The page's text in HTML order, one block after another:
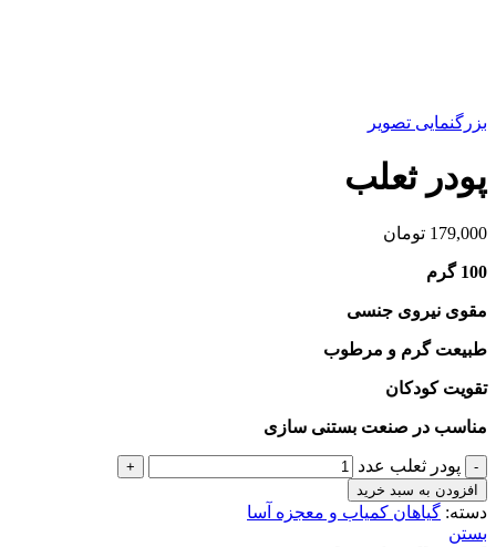
بزرگنمایی تصویر
پودر ثعلب
179,000 تومان
100 گرم
مقوی نیروی جنسی
طبیعت گرم و مرطوب
تقویت کودکان
مناسب در صنعت بستنی سازی
- پودر ثعلب عدد
+
افزودن به سبد خرید
دسته: گیاهان کمیاب و معجزه آسا
بستن